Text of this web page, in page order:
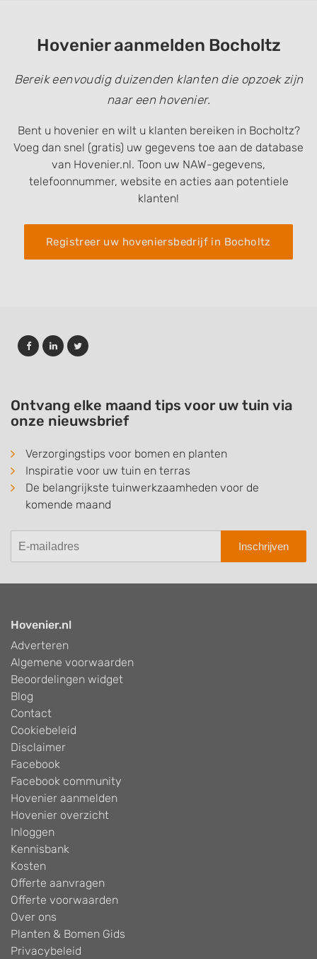
Hovenier aanmelden Bocholtz
Bereik eenvoudig duizenden klanten die opzoek zijn
naar een hovenier.
Bent u hovenier en wilt u klanten bereiken in Bocholtz?
Voeg dan snel (gratis) uw gegevens toe aan de database
van Hovenier.nl. Toon uw NAW-gegevens,
telefoonnummer, website en acties aan potentiele
klanten!
Registreer uw hoveniersbedrijf in Bocholtz
Ontvang elke maand tips voor uw tuin via
onze nieuwsbrief
Verzorgingstips voor bomen en planten
Inspiratie voor uw tuin en terras
De belangrijkste tuinwerkzaamheden voor de
komende maand
Inschrijven
Hovenier.nl
Adverteren
Algemene voorwaarden
Beoordelingen widget
Blog
Contact
Cookiebeleid
Disclaimer
Facebook
Facebook community
Hovenier aanmelden
Hovenier overzicht
Inloggen
Kennisbank
Kosten
Offerte aanvragen
Offerte voorwaarden
Over ons
Planten & Bomen Gids
Privacybeleid